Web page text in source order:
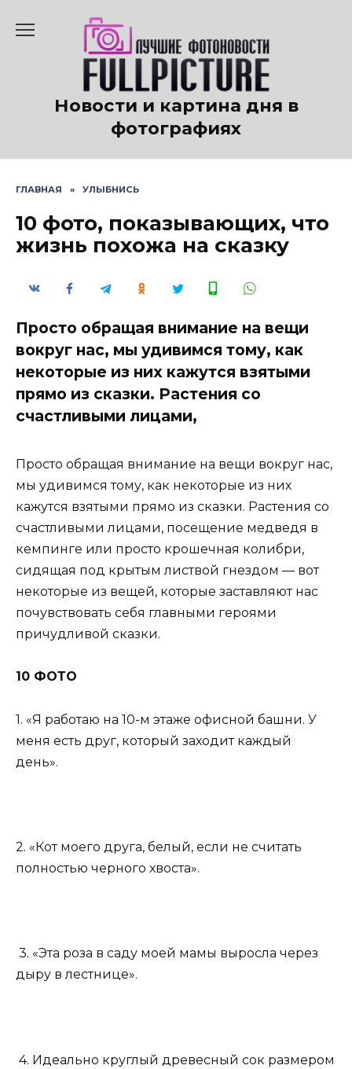
содержанию
Новости и картина дня в
фотографиях
ГЛАВНАЯ » УЛЫБНИСЬ
10 фото, показывающих, что
жизнь похожа на сказку
Просто обращая внимание на вещи
вокруг нас, мы удивимся тому, как
некоторые из них кажутся взятыми
прямо из сказки. Растения со
счастливыми лицами,
Просто обращая внимание на вещи вокруг нас,
мы удивимся тому, как некоторые из них
кажутся взятыми прямо из сказки. Растения со
счастливыми лицами, посещение медведя в
кемпинге или просто крошечная колибри,
сидящая под крытым листвой гнездом — вот
некоторые из вещей, которые заставляют нас
почувствовать себя главными героями
причудливой сказки.
10 ФОТО
1. «Я работаю на 10-м этаже офисной башни. У
меня есть друг, который заходит каждый
день».
2. «Кот моего друга, белый, если не считать
полностью черного хвоста».
3. «Эта роза в саду моей мамы выросла через
дыру в лестнице».
4. Идеально круглый древесный сок размером